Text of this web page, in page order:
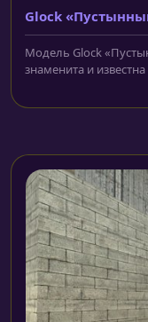
Glock
Модель Glock
знаменита и